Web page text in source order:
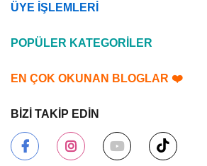
ÜYE İŞLEMLERİ
POPÜLER KATEGORİLER
EN ÇOK OKUNAN BLOGLAR ❤️
BİZİ TAKİP EDİN